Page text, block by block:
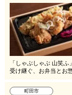
「しゃぶしゃぶ 山笑ふ
受け継ぐ、お弁当とお
町田市